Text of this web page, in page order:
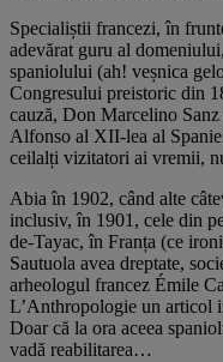
Specialiștii francezi, în
adevărat guru al
spaniolului (ah! veșnica
Congresului preistoric din
cauză, Don Marcelino
Alfonso al XII-lea al
ceilalți vizitatori ai vremii,
Abia în 1902, când alte
inclusiv, în 1901, cele din
de-Tayac, în Franța (ce
Sautuola avea dreptate,
arheologul francez Émile
L’Anthropologie un articol
Doar că la ora aceea
vadă reabilitarea…